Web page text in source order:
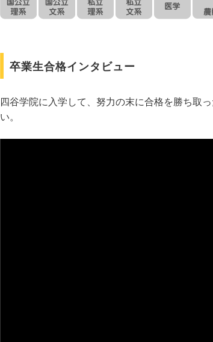
卒業生合格インタビュー
四谷学院に入学して、努力の末に合格を勝ち取
い。